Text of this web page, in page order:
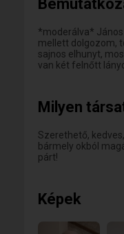
*moderálva* János
mellett dolgozom,
sajnos elhunyt,
van két felnőtt
Milyen
Szerethető,
bármely okból
párt!
Képek